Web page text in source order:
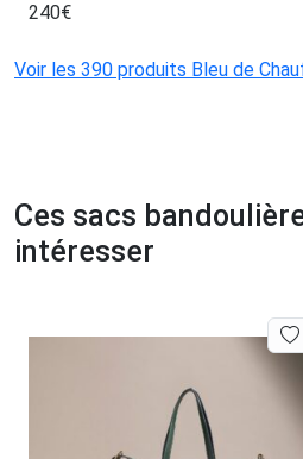
240€
Voir les 390 produits Bleu de
Ces sacs
intéresser